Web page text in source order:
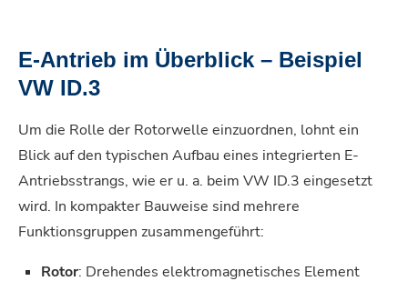
E-Antrieb im Überblick – Beispiel
VW ID.3
Um die Rolle der Rotorwelle einzuordnen, lohnt ein
Blick auf den typischen Aufbau eines integrierten E-
Antriebsstrangs, wie er u. a. beim VW ID.3 eingesetzt
wird. In kompakter Bauweise sind mehrere
Funktionsgruppen zusammengeführt:
Rotor: Drehendes elektromagnetisches Element